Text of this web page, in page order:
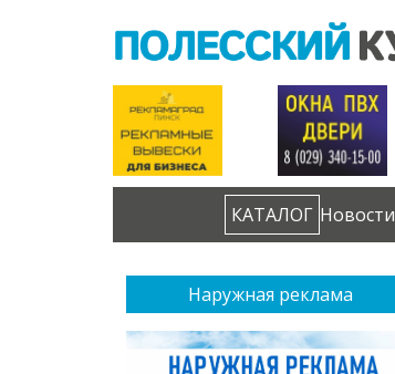
КАТАЛОГ Новости
Наружная реклама